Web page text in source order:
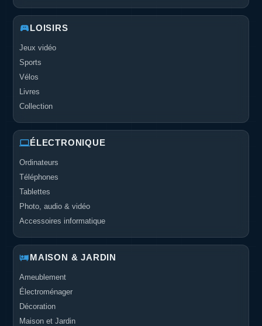
LOISIRS
Jeux vidéo
Sports
Vélos
Livres
Collection
ÉLECTRONIQUE
Ordinateurs
Téléphones
Tablettes
Photo, audio & vidéo
Accessoires informatique
MAISON & JARDIN
Ameublement
Électroménager
Décoration
Maison et Jardin